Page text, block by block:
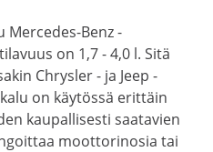
Mercedes-Benz -
on 1,7 - 4,0 l. Sitä
Chrysler - ja Jeep -
on käytössä erittäin
kaupallisesti saatavien
moottorinosia tai